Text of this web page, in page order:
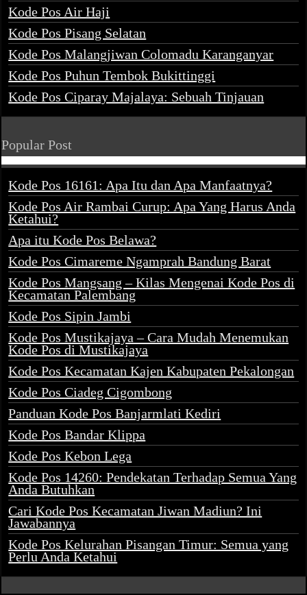
Kode Pos Air Haji
Kode Pos Pisang Selatan
Kode Pos Malangjiwan Colomadu Karanganyar
Kode Pos Puhun Tembok Bukittinggi
Kode Pos Ciparay Majalaya: Sebuah Tinjauan
Popular Post
Kode Pos 16161: Apa Itu dan Apa Manfaatnya?
Kode Pos Air Rambai Curup: Apa Yang Harus Anda
Ketahui?
Apa itu Kode Pos Belawa?
Kode Pos Cimareme Ngamprah Bandung Barat
Kode Pos Mangsang – Kilas Mengenai Kode Pos di
Kecamatan Palembang
Kode Pos Sipin Jambi
Kode Pos Mustikajaya – Cara Mudah Menemukan
Kode Pos di Mustikajaya
Kode Pos Kecamatan Kajen Kabupaten Pekalongan
Kode Pos Ciadeg Cigombong
Panduan Kode Pos Banjarmlati Kediri
Kode Pos Bandar Klippa
Kode Pos Kebon Lega
Kode Pos 14260: Pendekatan Terhadap Semua Yang
Anda Butuhkan
Cari Kode Pos Kecamatan Jiwan Madiun? Ini
Jawabannya
Kode Pos Kelurahan Pisangan Timur: Semua yang
Perlu Anda Ketahui